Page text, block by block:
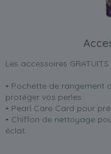
Les accessoires
• Pochette de rangement
protéger vos perles
• Pearl Care Card pour
• Chiffon de nettoyage
éclat.